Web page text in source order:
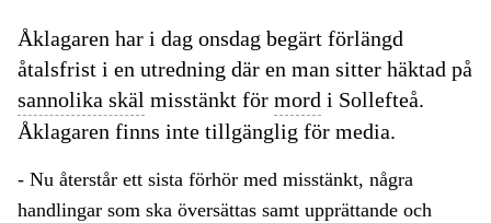
Åklagaren har i dag onsdag begärt förlängd
åtalsfrist i en utredning där en man sitter häktad på
sannolika skäl misstänkt för mord i Sollefteå.
Åklagaren finns inte tillgänglig för media.
- Nu återstår ett sista förhör med misstänkt, några
handlingar som ska översättas samt upprättande och